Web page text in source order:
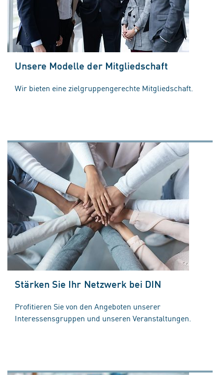
Unsere Modelle der Mitgliedschaft
Wir bieten eine zielgruppengerechte Mitgliedschaft.
Stärken Sie Ihr Netzwerk bei DIN
Profitieren Sie von den Angeboten unserer
Interessensgruppen und unseren Veranstaltungen.